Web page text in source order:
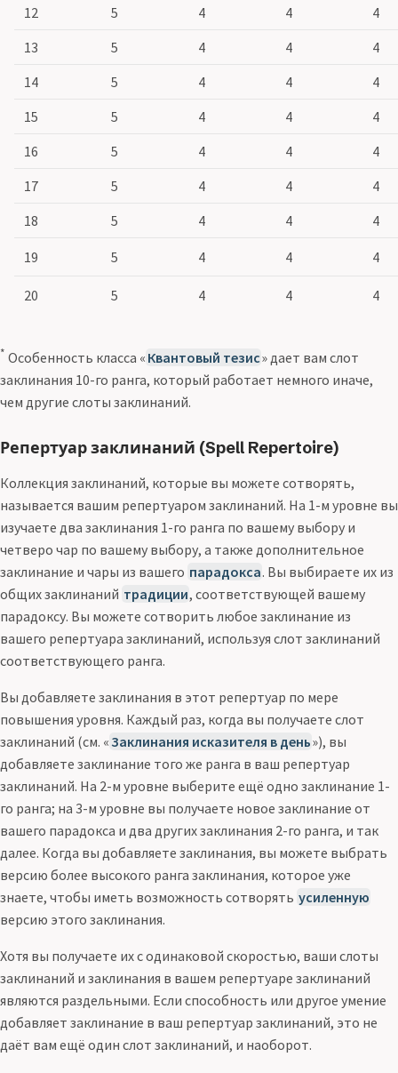
12
5 4 4
4
13
5 4 4
4
14
5 4 4
4
15
5 4 4
4
16
5 4 4
4
17
5 4 4
4
18
5 4 4 4
19 5 4 4 4
20 5 4 4 4
* Особенность класса « Квантовый тезис» дает вам слот
заклинания 10-го ранга, который работает немного иначе,
чем другие слоты заклинаний.
Репертуар заклинаний (Spell Repertoire)
Коллекция заклинаний, которые вы можете сотворять,
называется вашим репертуаром заклинаний. На 1-м уровне вы
изучаете два заклинания 1-го ранга по вашему выбору и
четверо чар по вашему выбору, а также дополнительное
заклинание и чары из вашего парадокса. Вы выбираете их из
общих заклинаний традиции, соответствующей вашему
парадоксу. Вы можете сотворить любое заклинание из
вашего репертуара заклинаний, используя слот заклинаний
соответствующего ранга.
Вы добавляете заклинания в этот репертуар по мере
повышения уровня. Каждый раз, когда вы получаете слот
заклинаний (см. « Заклинания исказителя в день»), вы
добавляете заклинание того же ранга в ваш репертуар
заклинаний. На 2-м уровне выберите ещё одно заклинание 1-
го ранга; на 3-м уровне вы получаете новое заклинание от
вашего парадокса и два других заклинания 2-го ранга, и так
далее. Когда вы добавляете заклинания, вы можете выбрать
версию более высокого ранга заклинания, которое уже
знаете, чтобы иметь возможность сотворять усиленную
версию этого заклинания.
Хотя вы получаете их с одинаковой скоростью, ваши слоты
заклинаний и заклинания в вашем репертуаре заклинаний
являются раздельными. Если способность или другое умение
добавляет заклинание в ваш репертуар заклинаний, это не
даёт вам ещё один слот заклинаний, и наоборот.